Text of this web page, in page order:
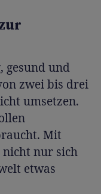
gesund und
zwei bis drei
umsetzen.
Mit
nicht nur sich
etwas